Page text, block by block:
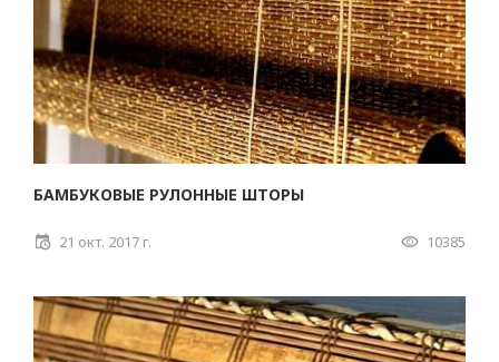
БАМБУКОВЫЕ РУЛОННЫЕ ШТОРЫ
21 окт. 2017 г. 10385